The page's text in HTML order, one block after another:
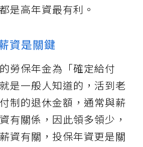
是高年資最有利。
資是關鍵
勞保年金為「確定給付
是一般人知道的，活到老
制的退休金額，通常與薪
有關係，因此領多領少，
資有關，投保年資更是關